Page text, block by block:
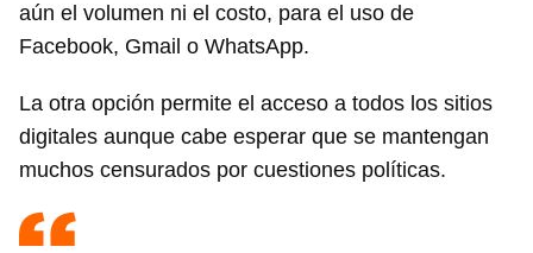
aún el volumen ni el costo, para el uso de
Facebook, Gmail o WhatsApp.
La otra opción permite el acceso a todos los sitios
digitales aunque cabe esperar que se mantengan
muchos censurados por cuestiones políticas.